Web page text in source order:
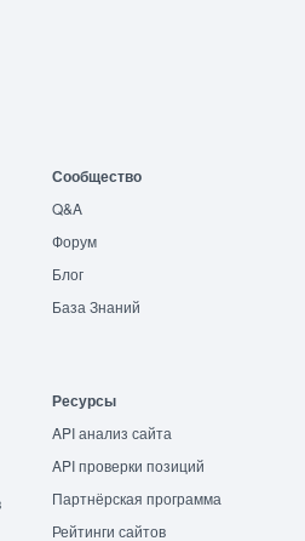
Сообщество
Q&A
Форум
Блог
База Знаний
Ресурсы
API анализ сайта
API проверки позиций
Партнёрская программа
Рейтинги сайтов